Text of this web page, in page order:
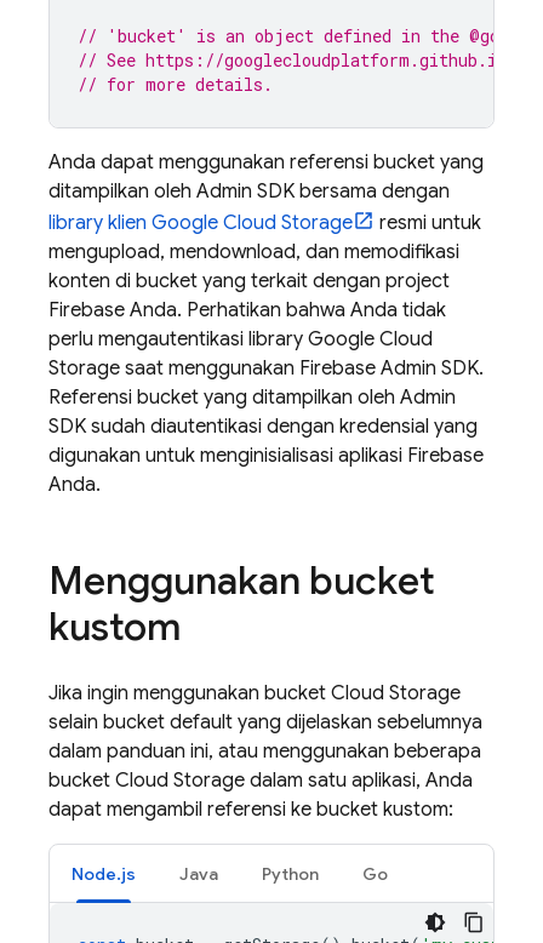
// 'bucket' is an object defined in the
// See https://googlecloudplatform.github.io/
// for more details.
Anda dapat menggunakan referensi bucket yang
ditampilkan oleh Admin SDK bersama dengan
library klien Google Cloud Storage
resmi untuk
mengupload, mendownload, dan memodifikasi
konten di bucket yang terkait dengan project
Firebase Anda. Perhatikan bahwa Anda tidak
perlu mengautentikasi library Google Cloud
Storage saat menggunakan Firebase Admin SDK.
Referensi bucket yang ditampilkan oleh Admin
SDK sudah diautentikasi dengan kredensial yang
digunakan untuk menginisialisasi aplikasi Firebase
Anda.
Menggunakan bucket
kustom
Jika ingin menggunakan bucket Cloud Storage
selain bucket default yang dijelaskan sebelumnya
dalam panduan ini, atau menggunakan beberapa
bucket Cloud Storage dalam satu aplikasi, Anda
dapat mengambil referensi ke bucket kustom:
Node.js Java Python Go